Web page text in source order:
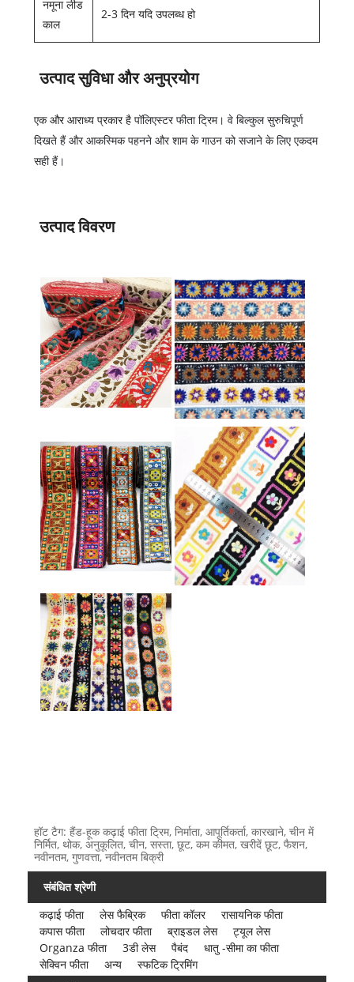
नमूना लीड
काल
2-3 दिन यदि उपलब्ध हो
उत्पाद सुविधा और अनुप्रयोग
एक और आराध्य प्रकार है पॉलिएस्टर फीता ट्रिम। वे बिल्कुल सुरुचिपूर्ण
दिखते हैं और आकस्मिक पहनने और शाम के गाउन को सजाने के लिए एकदम
सही हैं।
उत्पाद विवरण
हॉट टैग: हैंड-हूक कढ़ाई फीता ट्रिम, निर्माता, आपूर्तिकर्ता, कारखाने, चीन में
निर्मित, थोक, अनुकूलित, चीन, सस्ता, छूट, कम कीमत, खरीदें छूट, फैशन,
नवीनतम, गुणवत्ता, नवीनतम बिक्री
संबंधित श्रेणी
कढ़ाई फीता
लेस फैब्रिक फीता कॉलर
रासायनिक फीता
कपास फीता
लोचदार फीता ब्राइडल लेस
ट्यूल लेस
Organza फीता
3डी लेस पैबंद
धातु -सीमा का फीता
सेक्विन फीता
अन्य
स्फटिक ट्रिमिंग